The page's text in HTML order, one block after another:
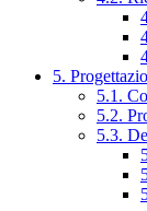
5.
5.1.
5.2.
5.3.